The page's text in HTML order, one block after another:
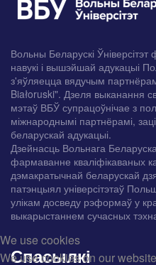
Вольны Беларускі Ўніверсітэт
навукі і вышэйшай адукацыі
з'яўляецца вядучым
Białoruski". Дзеля выканання
мэтаў ВБЎ супрацоўнічае з
міжнароднымі партнёрамі,
беларускай адукацыі.
Дзейнасць Вольнага
фармаванне кваліфікаваных
дэмакратычнай беларускай
патэнцыял універсітэтаў
улікам досведу рэформаў у
выкарыстаннем сучасных
Спасылкі
We use cookies
We use cookies on our